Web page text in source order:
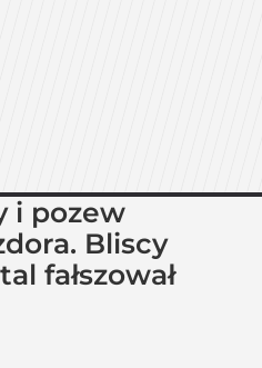
i pozew
Bliscy
fałszował